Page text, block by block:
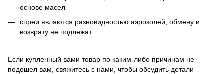
основе масел
спреи являются разновидностью аэрозолей, обмену и
возврату не подлежат.
Если купленный вами товар по каким-либо причинам не
подошел вам, свяжитесь с нами, чтобы обсудить детали